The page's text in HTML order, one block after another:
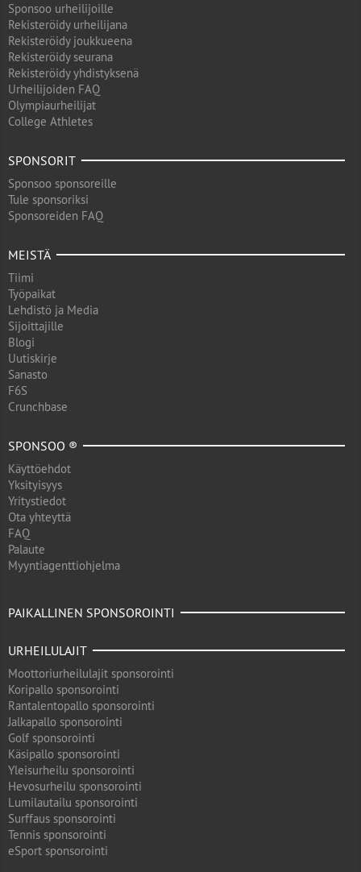
Sponsoo urheilijoille
Rekisteröidy urheilijana
Rekisteröidy joukkueena
Rekisteröidy seurana
Rekisteröidy yhdistyksenä
Urheilijoiden FAQ
Olympiaurheilijat
College Athletes
SPONSORIT
Sponsoo sponsoreille
Tule sponsoriksi
Sponsoreiden FAQ
MEISTÄ
Tiimi
Työpaikat
Lehdistö ja Media
Sijoittajille
Blogi
Uutiskirje
Sanasto
F6S
Crunchbase
SPONSOO ®
Käyttöehdot
Yksityisyys
Yritystiedot
Ota yhteyttä
FAQ
Palaute
Myyntiagenttiohjelma
PAIKALLINEN SPONSOROINTI
URHEILULAJIT
Moottoriurheilulajit sponsorointi
Koripallo sponsorointi
Rantalentopallo sponsorointi
Jalkapallo sponsorointi
Golf sponsorointi
Käsipallo sponsorointi
Yleisurheilu sponsorointi
Hevosurheilu sponsorointi
Lumilautailu sponsorointi
Surffaus sponsorointi
Tennis sponsorointi
eSport sponsorointi